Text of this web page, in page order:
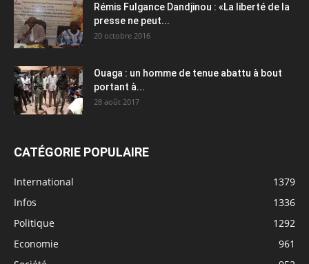
Rémis Fulgance Dandjinou : «La liberté de la
presse ne peut...
20 octobre 2016
Ouaga : un homme de tenue abattu à bout
portant à...
28 août 2017
CATÉGORIE POPULAIRE
International
1379
Infos
1336
Politique
1292
Economie
961